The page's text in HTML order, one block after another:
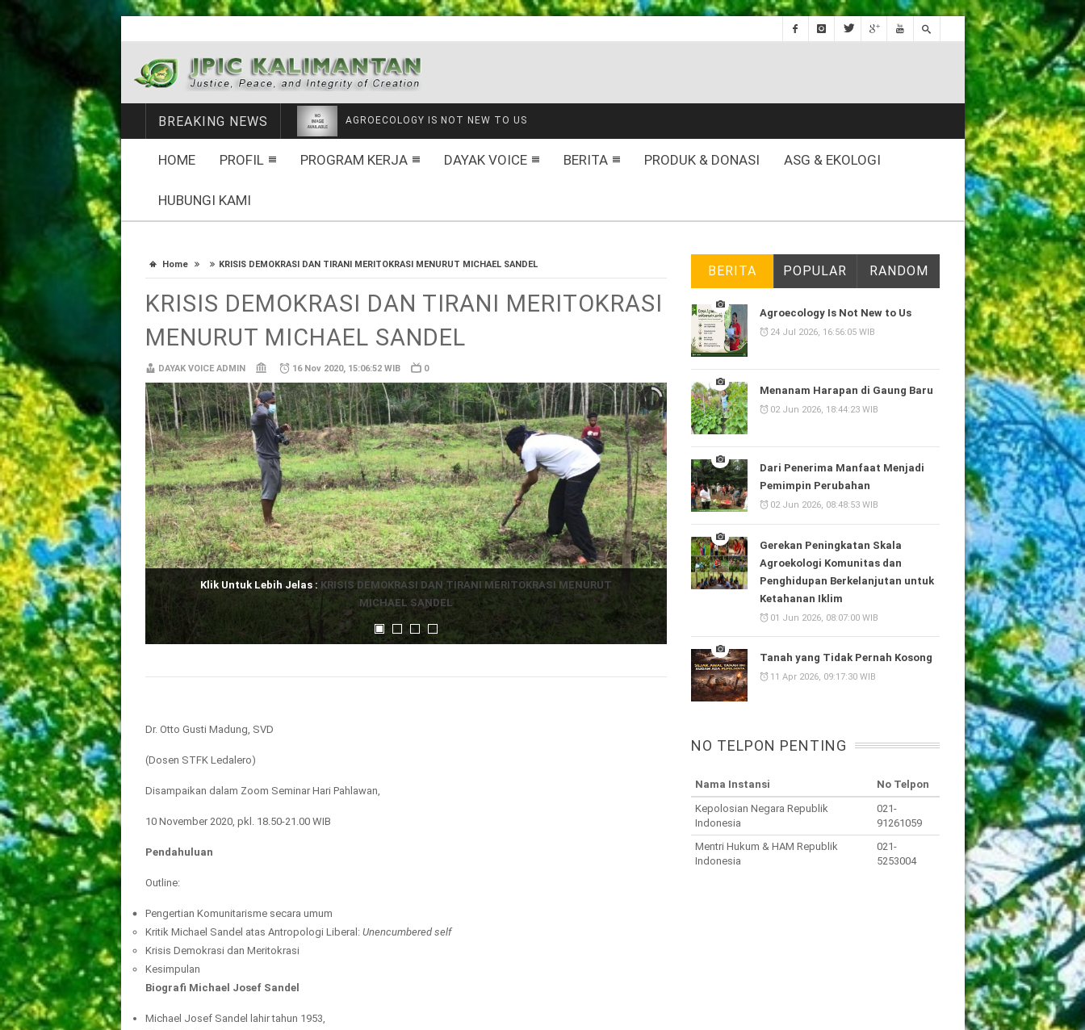
BREAKING NEWS MENANAM HARAPAN DI GAUNG BARU
HOME PROFIL PROGRAM KERJA DAYAK VOICE BERITA PRODUK & DONASI ASG & EKOLOGI
HUBUNGI KAMI
Home KRISIS DEMOKRASI DAN TIRANI MERITOKRASI MENURUT MICHAEL SANDEL
KRISIS DEMOKRASI DAN TIRANI MERITOKRASI
MENURUT MICHAEL SANDEL
DAYAK VOICE ADMIN 16 Nov 2020, 15:06:52 WIB 0
Klik Untuk Lebih Jelas : KRISIS DEMOKRASI DAN TIRANI MERITOKRASI MENURUT
MICHAEL SANDEL
Dr. Otto Gusti Madung, SVD
(Dosen STFK Ledalero)
Disampaikan dalam Zoom Seminar Hari Pahlawan,
10 November 2020, pkl. 18.50-21.00 WIB
Pendahuluan
Outline:
Pengertian Komunitarisme secara umum
Kritik Michael Sandel atas Antropologi Liberal: Unencumbered self
Krisis Demokrasi dan Meritokrasi
Kesimpulan
Biografi Michael Josef Sandel
Michael Josef Sandel lahir tahun 1953,
BERITA POPULAR RANDOM
Agroecology Is Not New to Us
24 Jul 2026, 16:56:05 WIB
Menanam Harapan di Gaung Baru
02 Jun 2026, 18:44:23 WIB
Dari Penerima Manfaat Menjadi
Pemimpin Perubahan
02 Jun 2026, 08:48:53 WIB
Gerekan Peningkatan Skala
Agroekologi Komunitas dan
Penghidupan Berkelanjutan untuk
Ketahanan Iklim
01 Jun 2026, 08:07:00 WIB
Tanah yang Tidak Pernah Kosong
11 Apr 2026, 09:17:30 WIB
NO TELPON PENTING
Nama Instansi
No Telpon
Kepolosian Negara Republik
Indonesia
021-
91261059
Mentri Hukum & HAM Republik
Indonesia
021-
5253004